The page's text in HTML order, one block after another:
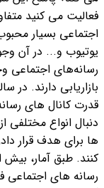
فعالیت می کنید
اجتماعی بسیار محبوب
یوتیوب و... در آن
رسانه‌های اجتماعی
بازاریابی دارند. در
قدرت کانال های
دنبال انواع مختلفی
ها برای هدف قرار
رسانه های اجتماعی